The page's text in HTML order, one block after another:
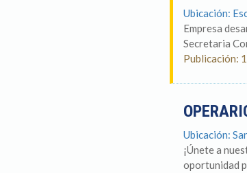
Ubicación:
Empresa
Secretaria
Publicación:
Ubicación:
¡Únete a
oportunidad